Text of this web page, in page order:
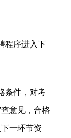
程序进入下
条件，对考
意见，合格
一环节资